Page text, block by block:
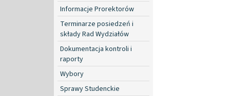
Informacje Prorektorów
Terminarze posiedzeń i
składy Rad Wydziałów
Dokumentacja kontroli i
raporty
Wybory
Sprawy Studenckie